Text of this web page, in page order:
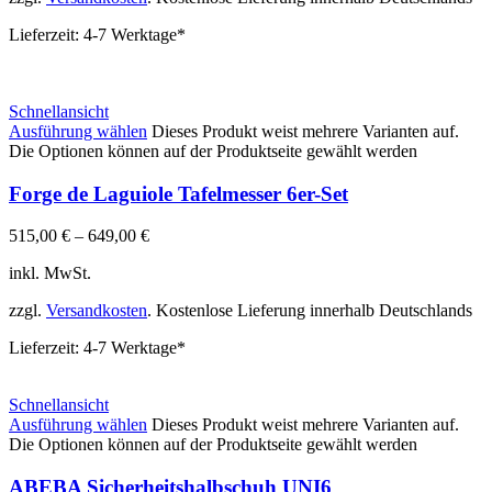
Lieferzeit: 4-7 Werktage*
Schnellansicht
Ausführung wählen Dieses Produkt weist mehrere Varianten auf.
Die Optionen können auf der Produktseite gewählt werden
Forge de Laguiole Tafelmesser 6er-Set
515,00 € – 649,00 €
inkl. MwSt.
zzgl. Versandkosten. Kostenlose Lieferung innerhalb Deutschlands
Lieferzeit: 4-7 Werktage*
Schnellansicht
Ausführung wählen Dieses Produkt weist mehrere Varianten auf.
Die Optionen können auf der Produktseite gewählt werden
ABEBA Sicherheitshalbschuh UNI6